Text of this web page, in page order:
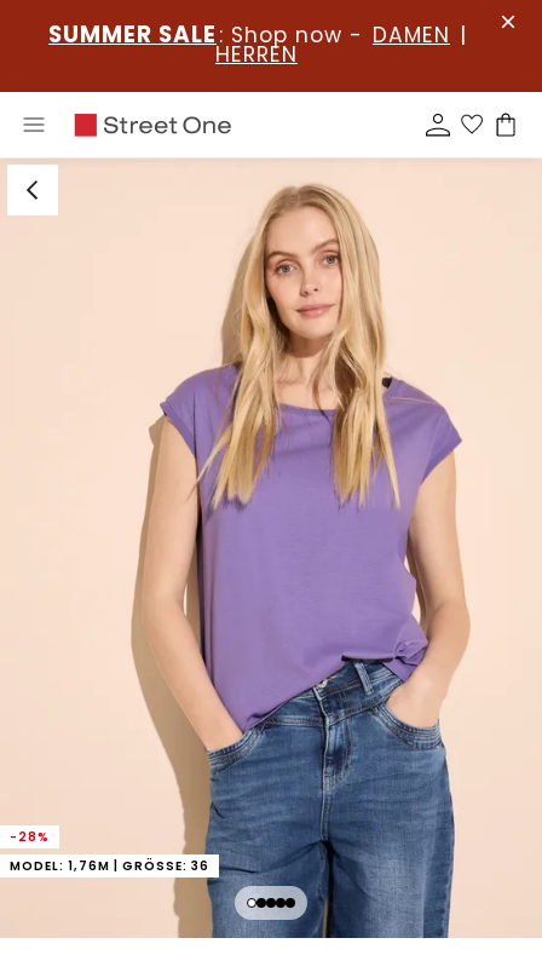
SUMMER SALE : Shop now - DAMEN |
HERREN
-28%
MODEL: 1,76M | GRÖSSE: 36